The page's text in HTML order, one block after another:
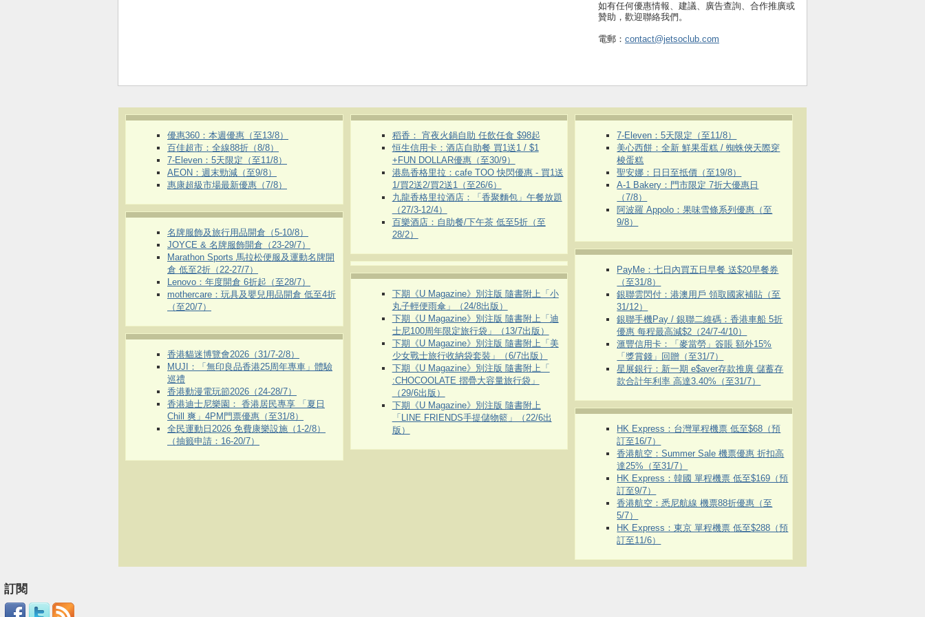
如有任何優惠情報、建議、廣告查詢、合作推廣或
贊助，歡迎聯絡我們。
電郵： contact@jetsoclub.com
優惠360：本週優惠（至13/8）
百佳超市：全線88折（8/8）
7-Eleven：5天限定（至11/8）
AEON：週末勁減（至9/8）
惠康超級市場最新優惠（7/8）
名牌服飾及旅行用品開倉（5-10/8）
JOYCE & 名牌服飾開倉（23-29/7）
Marathon Sports 馬拉松便服及運動名牌開
倉 低至2折（22-27/7）
Lenovo：年度開倉 6折起（至28/7）
mothercare：玩具及嬰兒用品開倉 低至4折
（至20/7）
香港貓迷博覽會2026（31/7-2/8）
MUJI：「無印良品香港25周年專車」體驗
巡禮
香港動漫電玩節2026（24-28/7）
香港迪士尼樂園： 香港居民專享 「夏日
Chill 爽」4PM門票優惠（至31/8）
全民運動日2026 免費康樂設施（1-2/8）
（抽籤申請：16-20/7）
稻香： 宵夜火鍋自助 任飲任食 $98起
恒生信用卡：酒店自助餐 買1送1 / $1
+FUN DOLLAR優惠（至30/9）
港島香格里拉：cafe TOO 快閃優惠 - 買1送
1/買2送2/買2送1（至26/6）
九龍香格里拉酒店：「香聚麵包」午餐放題
（27/3-12/4）
百樂酒店：自助餐/下午茶 低至5折（至
28/2）
下期《U Magazine》別注版 隨書附上「小
丸子輕便雨傘」（24/8出版）
下期《U Magazine》別注版 隨書附上「迪
士尼100周年限定旅行袋」（13/7出版）
下期《U Magazine》別注版 隨書附上「美
少女戰士旅行收納袋套裝」（6/7出版）
下期《U Magazine》別注版 隨書附上「
:CHOCOOLATE 摺疊大容量旅行袋」
（29/6出版）
下期《U Magazine》別注版 隨書附上
「LINE FRIENDS手提儲物籃」（22/6出
版）
7-Eleven：5天限定（至11/8）
美心西餅：全新 鮮果蛋糕 / 蜘蛛俠天際穿
梭蛋糕
聖安娜：日日至抵價（至19/8）
A-1 Bakery：門市限定 7折大優惠日
（7/8）
阿波羅 Appolo：果味雪條系列優惠（至
9/8）
PayMe：七日內買五日早餐 送$20早餐券
（至31/8）
銀聯雲閃付：港澳用戶 領取國家補貼（至
31/12）
銀聯手機Pay / 銀聯二維碼：香港車船 5折
優惠 每程最高減$2（24/7-4/10）
滙豐信用卡：「麥當勞」簽賬 額外15%
「獎賞錢」回贈（至31/7）
星展銀行：新一期 e$aver存款推廣 儲蓄存
款合計年利率 高達3.40%（至31/7）
HK Express：台灣單程機票 低至$68（預
訂至16/7）
香港航空：Summer Sale 機票優惠 折扣高
達25%（至31/7）
HK Express：韓國 單程機票 低至$169（預
訂至9/7）
香港航空：悉尼航線 機票88折優惠（至
5/7）
HK Express：東京 單程機票 低至$288（預
訂至11/6）
訂閱